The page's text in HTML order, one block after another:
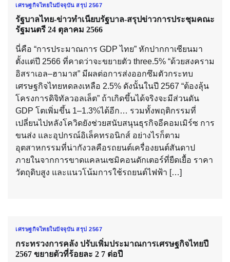
เศรษฐกิจไทยในปัจจุบัน สรุป 2567
รัฐบาลไทย-ข่าวทำเนียบรัฐบาล-สรุปข่าวการประชุมคณะ
รัฐมนตรี 24 ตุลาคม 2566
นี่คือ “การประมาณการ GDP ไทย” หักปากกาเซียนมา
ตั้งแต่ปี 2566 ที่คาดว่าจะขยายตัว three.5% “ด้วยสงคราม
อิสราเอล–ฮามาส” มีผลต่อการส่งออกซึมตัวกระทบ
เศรษฐกิจไทยหดลงเหลือ 2.5% ดังนั้นในปี 2567 “ต้องลุ้น
โครงการดิจิทัลวอลเล็ต” ถ้าเกิดขึ้นได้จริงจะมีส่วนดัน
GDP โตเพิ่มขึ้น 1–1.3%ได้อีก… รวมทั้งพฤติกรรมที่
เปลี่ยนไปหลังโควิดยังช่วยสนับสนุนธุรกิจอีคอมเมิร์ซ การ
ขนส่ง และอุปกรณ์อิเล็คทรอนิกส์ อย่างไรก็ตาม
อุตสาหกรรมที่น่ากังวลคือรถยนต์เครื่องยนต์สันดาป
ภายในจากการขาดแคลนเซมิคอนดักเตอร์ที่ยืดเยื้อ ราคา
วัตถุดิบสูง และแนวโน้มการใช้รถยนต์ไฟฟ้า […]
เศรษฐกิจไทยในปัจจุบัน สรุป 2567
กระทรวงการคลัง ปรับเพิ่มประมาณการเศรษฐกิจไทยปี
2567 ขยายตัวที่ร้อยละ 2 7 ต่อปี